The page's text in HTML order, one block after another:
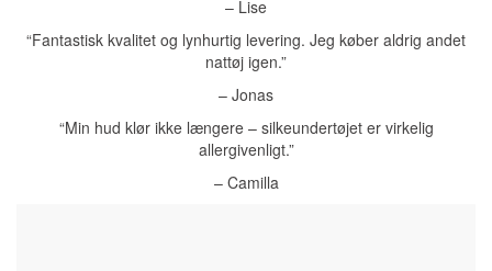
– Lise
“Fantastisk kvalitet og lynhurtig levering. Jeg køber aldrig andet
nattøj igen.”
– Jonas
“Min hud klør ikke længere – silkeundertøjet er virkelig
allergivenligt.”
– Camilla